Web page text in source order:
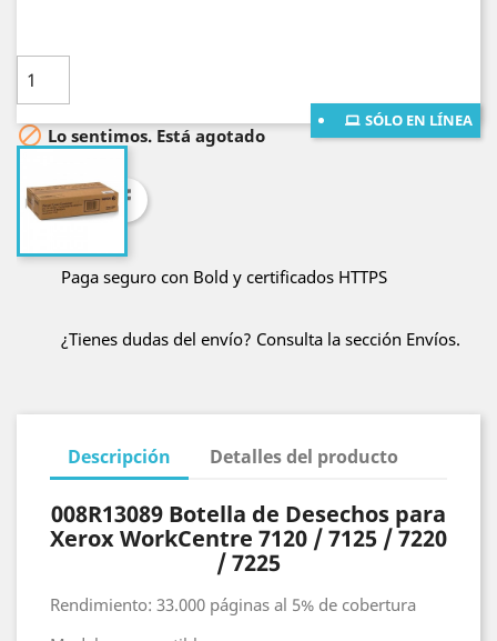
SÓLO EN LÍNEA
 Lo sentimos. Está agotado
Compartir
Paga seguro con Bold y certificados HTTPS
¿Tienes dudas del envío? Consulta la sección Envíos.
Descripción Detalles del producto
008R13089 Botella de Desechos para
Xerox WorkCentre 7120 / 7125 / 7220
/ 7225
Rendimiento: 33.000 páginas al 5% de cobertura